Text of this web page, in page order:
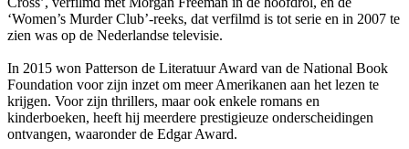
‘Women’s Murder Club’-reeks, dat verfilmd is tot serie en in 2007 te
zien was op de Nederlandse televisie.
In 2015 won Patterson de Literatuur Award van de National Book
Foundation voor zijn inzet om meer Amerikanen aan het lezen te
krijgen. Voor zijn thrillers, maar ook enkele romans en
kinderboeken, heeft hij meerdere prestigieuze onderscheidingen
ontvangen, waaronder de Edgar Award.